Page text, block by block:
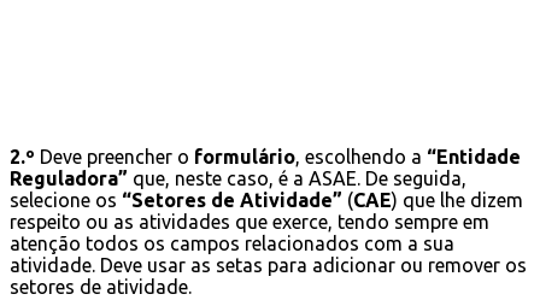
2.º Deve preencher o formulário, escolhendo a “Entidade
Reguladora” que, neste caso, é a ASAE. De seguida,
selecione os “Setores de Atividade” (CAE) que lhe dizem
respeito ou as atividades que exerce, tendo sempre em
atenção todos os campos relacionados com a sua
atividade. Deve usar as setas para adicionar ou remover os
setores de atividade.